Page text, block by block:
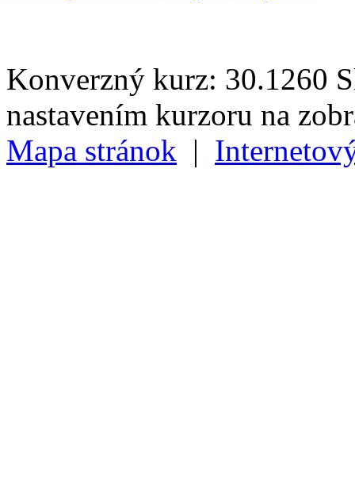
Konverzný kurz: 30.1260
nastavením kurzoru na
Mapa stránok |